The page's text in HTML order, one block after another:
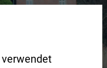
A)M)
Z)
mit Schnellsuche
verwendet